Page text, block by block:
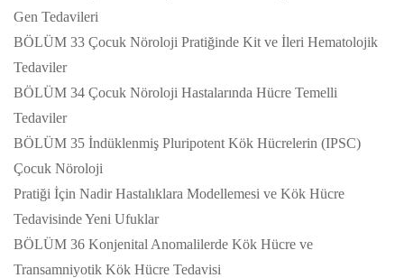
Gen Tedavileri
BÖLÜM 33 Çocuk Nöroloji Pratiğinde Kit ve İleri Hematolojik
Tedaviler
BÖLÜM 34 Çocuk Nöroloji Hastalarında Hücre Temelli
Tedaviler
BÖLÜM 35 İndüklenmiş Pluripotent Kök Hücrelerin (IPSC)
Çocuk Nöroloji
Pratiği İçin Nadir Hastalıklara Modellemesi ve Kök Hücre
Tedavisinde Yeni Ufuklar
BÖLÜM 36 Konjenital Anomalilerde Kök Hücre ve
Transamniyotik Kök Hücre Tedavisi